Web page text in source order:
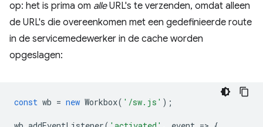
op: het is prima om alleURL's te verzenden, omdat alleen
de URL's die overeenkomen met een gedefinieerde route
in de servicemedewerker in de cache worden
opgeslagen:
const wb = new Workbox( '/sw.js' );